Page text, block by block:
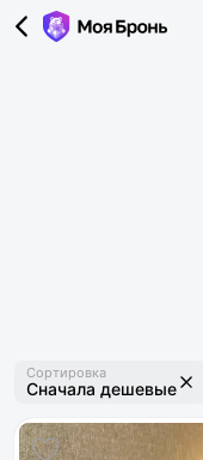
Сортировка
Сначала дешевые